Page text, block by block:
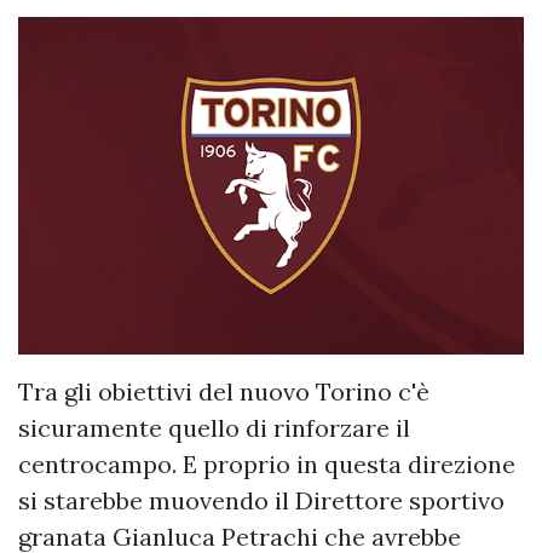
Tra gli obiettivi del nuovo Torino c'è
sicuramente quello di rinforzare il
centrocampo. E proprio in questa direzione
si starebbe muovendo il Direttore sportivo
granata Gianluca Petrachi che avrebbe